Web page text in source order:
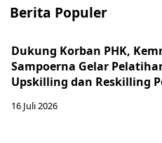
Berita Populer
Dukung Korban PHK,
Sampoerna Gelar
Upskilling dan Reskilling
16 Juli 2026